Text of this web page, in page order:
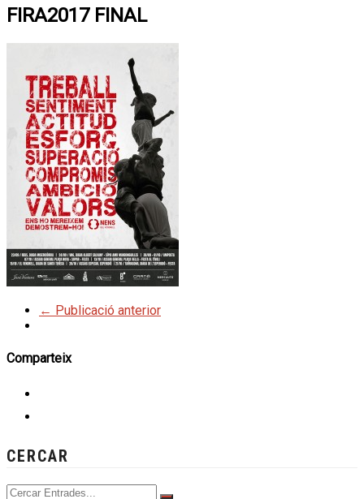
FIRA2017 FINAL
← Publicació anterior
Comparteix
CERCAR